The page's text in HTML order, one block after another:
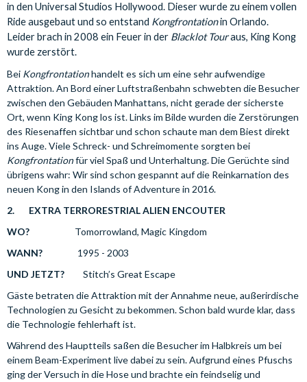
in den Universal Studios Hollywood. Dieser wurde zu einem vollen
Ride ausgebaut und so entstand Kongfrontationin Orlando.
Leider brach in 2008 ein Feuer in der Blacklot Touraus, King Kong
wurde zerstört.
Bei Kongfrontationhandelt es sich um eine sehr aufwendige
Attraktion. An Bord einer Luftstraßenbahn schwebten die Besucher
zwischen den Gebäuden Manhattans, nicht gerade der sicherste
Ort, wenn King Kong los ist. Links im Bilde wurden die Zerstörungen
des Riesenaffen sichtbar und schon schaute man dem Biest direkt
ins Auge. Viele Schreck- und Schreimomente sorgten bei
Kongfrontationfür viel Spaß und Unterhaltung. Die Gerüchte sind
übrigens wahr: Wir sind schon gespannt auf die Reinkarnation des
neuen Kong in den Islands of Adventure in 2016.
2. EXTRA TERRORESTRIAL ALIEN ENCOUTER
WO?
Tomorrowland, Magic Kingdom
WANN?
1995 - 2003
UND JETZT?
Stitch’s Great Escape
Gäste betraten die Attraktion mit der Annahme neue, außerirdische
Technologien zu Gesicht zu bekommen. Schon bald wurde klar, dass
die Technologie fehlerhaft ist.
Während des Hauptteils saßen die Besucher im Halbkreis um bei
einem Beam-Experiment live dabei zu sein. Aufgrund eines Pfuschs
ging der Versuch in die Hose und brachte ein feindselig und